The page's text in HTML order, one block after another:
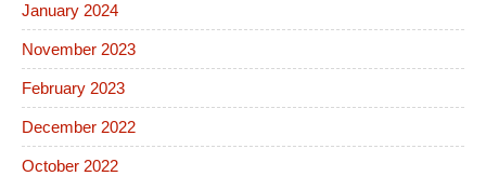
January 2024
November 2023
February 2023
December 2022
October 2022